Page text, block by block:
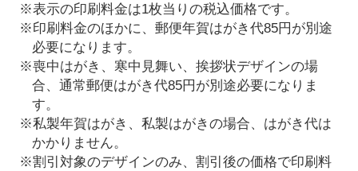
※表示の印刷料金は1枚当りの税込価格です。
※印刷料金のほかに、郵便年賀はがき代85円が別途
必要になります。
※喪中はがき、寒中見舞い、挨拶状デザインの場
合、通常郵便はがき代85円が別途必要になりま
す。
※私製年賀はがき、私製はがきの場合、はがき代は
かかりません。
※割引対象のデザインのみ、割引後の価格で印刷料